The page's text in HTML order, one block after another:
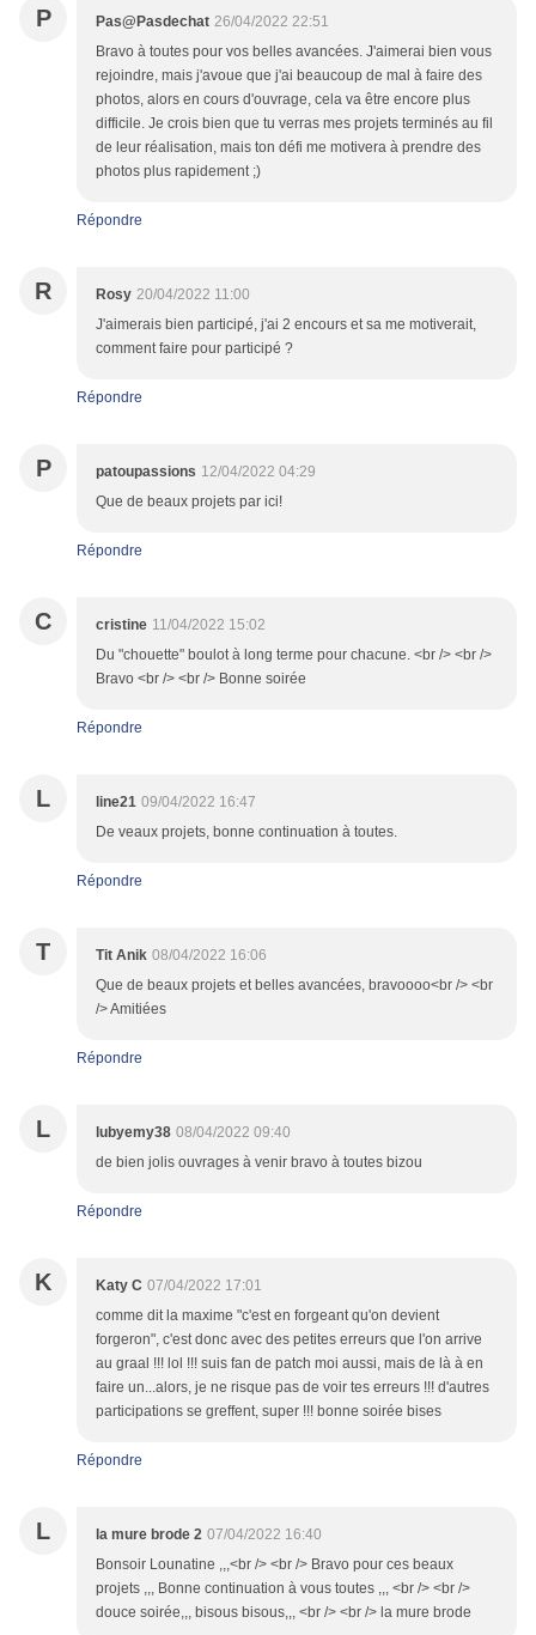
P Pas@Pasdechat 26/04/2022 22:51
Bravo à toutes pour vos belles avancées. J'aimerai bien vous
rejoindre, mais j'avoue que j'ai beaucoup de mal à faire des
photos, alors en cours d'ouvrage, cela va être encore plus
difficile. Je crois bien que tu verras mes projets terminés au fil
de leur réalisation, mais ton défi me motivera à prendre des
photos plus rapidement ;)
Répondre
R Rosy 20/04/2022 11:00
J'aimerais bien participé, j'ai 2 encours et sa me motiverait,
comment faire pour participé ?
Répondre
P patoupassions 12/04/2022 04:29
Que de beaux projets par ici!
Répondre
C cristine 11/04/2022 15:02
Du "chouette" boulot à long terme pour chacune. <br /> <br />
Bravo <br /> <br /> Bonne soirée
Répondre
L line21 09/04/2022 16:47
De veaux projets, bonne continuation à toutes.
Répondre
T Tit Anik 08/04/2022 16:06
Que de beaux projets et belles avancées, bravoooo<br /> <br
/> Amitiées
Répondre
L lubyemy38 08/04/2022 09:40
de bien jolis ouvrages à venir bravo à toutes bizou
Répondre
K Katy C 07/04/2022 17:01
comme dit la maxime "c'est en forgeant qu'on devient
forgeron", c'est donc avec des petites erreurs que l'on arrive
au graal !!! lol !!! suis fan de patch moi aussi, mais de là à en
faire un...alors, je ne risque pas de voir tes erreurs !!! d'autres
participations se greffent, super !!! bonne soirée bises
Répondre
L la mure brode 2 07/04/2022 16:40
Bonsoir Lounatine ,,,<br /> <br /> Bravo pour ces beaux
projets ,,, Bonne continuation à vous toutes ,,, <br /> <br />
douce soirée,,, bisous bisous,,, <br /> <br /> la mure brode